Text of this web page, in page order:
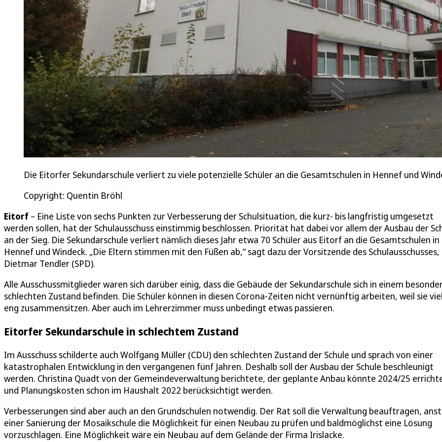
Die Eitorfer Sekundarschule verliert zu viele potenzielle Schüler an die Gesamtschulen in Hennef und
Copyright: Quentin Bröhl
Eitorf – Eine Liste von sechs Punkten zur Verbesserung der Schulsituation, die kurz- bis langfristig umgesetzt
werden sollen, hat der Schulausschuss einstimmig beschlossen. Priorität hat dabei vor allem der Ausbau der
an der Sieg. Die Sekundarschule verliert nämlich dieses Jahr etwa 70 Schüler aus Eitorf an die Gesamtschulen in
Hennef und Windeck. „Die Eltern stimmen mit den Füßen ab,“ sagt dazu der Vorsitzende des Schulausschusses,
Dietmar Tendler (SPD).
Alle Ausschussmitglieder waren sich darüber einig, dass die Gebäude der Sekundarschule sich in einem
schlechten Zustand befinden. Die Schüler können in diesen Corona-Zeiten nicht vernünftig arbeiten, weil sie
eng zusammensitzen. Aber auch im Lehrerzimmer muss unbedingt etwas passieren.
Eitorfer Sekundarschule in schlechtem Zustand
Im Ausschuss schilderte auch Wolfgang Müller (CDU) den schlechten Zustand der Schule und sprach von einer
katastrophalen Entwicklung in den vergangenen fünf Jahren. Deshalb soll der Ausbau der Schule beschleunigt
werden. Christina Quadt von der Gemeindeverwaltung berichtete, der geplante Anbau könnte 2024/25
und Planungskosten schon im Haushalt 2022 berücksichtigt werden.
Verbesserungen sind aber auch an den Grundschulen notwendig. Der Rat soll die Verwaltung beauftragen,
einer Sanierung der Mosaikschule die Möglichkeit für einen Neubau zu prüfen und baldmöglichst eine Lösung
vorzuschlagen. Eine Möglichkeit wäre ein Neubau auf dem Gelände der Firma Irislacke.